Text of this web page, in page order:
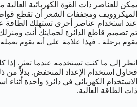
يمكن للعناصر ذات القوة الكهربائية العالية
الميكروويف ومجففات الشعر أن تقطع
عند استخدام عناصر أخرى تستهلك
تم تصميم قاطع الدائرة لحمايتك أنت
يقوم برحلة ، فهذا علامة على أنه يقوم
انظر إلى ما كنت تستخدمه عندما تعثر.
فحاول استخدام الإعداد المنخفض. بدلاً من
الاستخدام الكهربائي في دائرة واحدة أثناء
ذات الطاقة العالية.